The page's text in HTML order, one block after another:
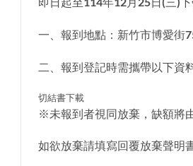
一、報到地點：新竹市博愛街
二、報到登記時需攜帶以下資
切結書下載
※未報到者視同放棄，缺額將
如欲放棄請填寫回覆放棄聲明